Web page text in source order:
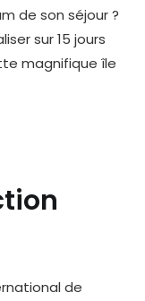
de son séjour ?
sur 15 jours
magnifique île
de